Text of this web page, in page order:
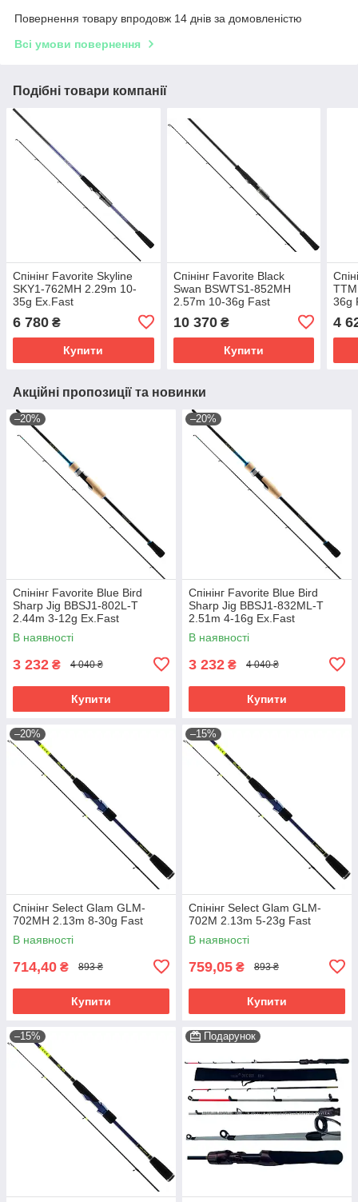
Повернення товару впродовж 14 днів за домовленістю
Всі умови повернення
Подібні товари компанії
Спінінг Favorite Skyline
SKY1-762MH 2.29m 10-
35g Ex.Fast
6 780 ₴
Купити
Спінінг Favorite Black
Swan BSWTS1-852MH
2.57m 10-36g Fast
10 370₴
Купити
36g
4
Акційні пропозиції та новинки
–20%
Спінінг Favorite Blue Bird
Sharp Jig BBSJ1‑802L‑T
2.44m 3‑12g Ex.Fast
В наявності
3 232 ₴ 4 040 ₴
Купити
–20%
Спінінг Favorite Blue Bird
Sharp Jig BBSJ1‑832ML‑T
2.51m 4‑16g Ex.Fast
В наявності
3 232 ₴ 4 040 ₴
Купити
–20%
Спінінг Select Glam GLM-
702MH 2.13m 8-30g Fast
В наявності
714,40 ₴ 893 ₴
Купити
–15%
Спінінг Select Glam GLM-
702M 2.13m 5-23g Fast
В наявності
759,05 ₴ 893 ₴
Купити
–15% Подарунок